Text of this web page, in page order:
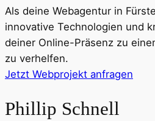
Als deine Webagentur in
innovative Technologien und
deiner Online-Präsenz zu
zu verhelfen.
Jetzt Webprojekt anfragen
Phillip Schnell